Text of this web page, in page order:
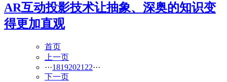
AR互动投影技术让抽象、深奥的知识变
得更加直观
首页
上一页
···18192021 22···
下一页